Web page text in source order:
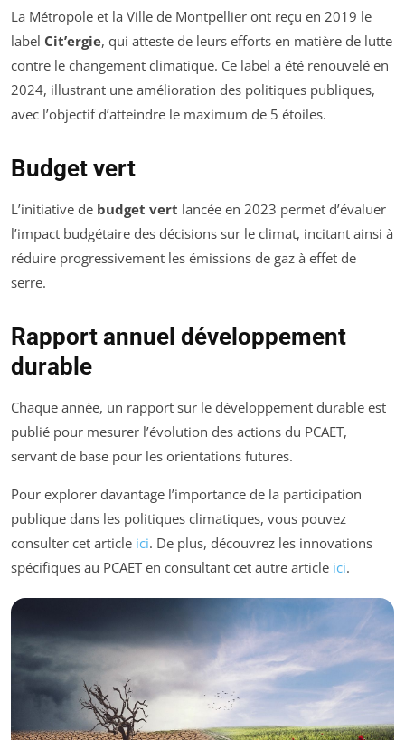
La Métropole et la Ville de Montpellier ont reçu en 2019 le
label Cit’ergie, qui atteste de leurs efforts en matière de lutte
contre le changement climatique. Ce label a été renouvelé en
2024, illustrant une amélioration des politiques publiques,
avec l’objectif d’atteindre le maximum de 5 étoiles.
Budget vert
L’initiative de budget vert lancée en 2023 permet d’évaluer
l’impact budgétaire des décisions sur le climat, incitant ainsi à
réduire progressivement les émissions de gaz à effet de
serre.
Rapport annuel développement
durable
Chaque année, un rapport sur le développement durable est
publié pour mesurer l’évolution des actions du PCAET,
servant de base pour les orientations futures.
Pour explorer davantage l’importance de la participation
publique dans les politiques climatiques, vous pouvez
consulter cet article ici. De plus, découvrez les innovations
spécifiques au PCAET en consultant cet autre article ici.